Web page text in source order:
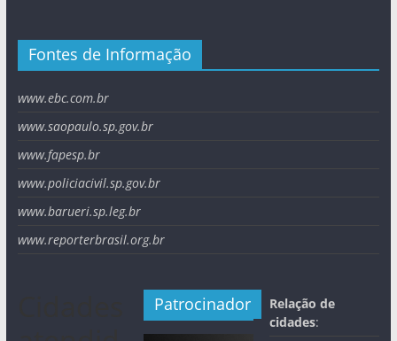
Fontes de Informação
www.ebc.com.br
www.saopaulo.sp.gov.br
www.fapesp.br
www.policiacivil.sp.gov.br
www.barueri.sp.leg.br
www.reporterbrasil.org.br
Patrocinador
Relação de
cidades: